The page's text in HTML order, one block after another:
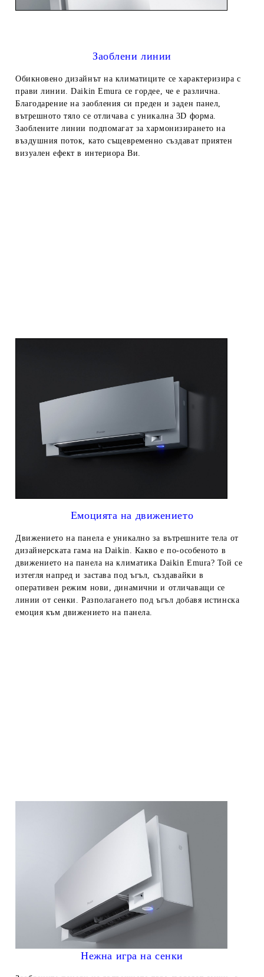
Заоблени линии
Обикновено дизайнът на климатиците се характеризира с
прави линии. Daikin Emura се гордее, че е различна.
Благодарение на заобления си преден и заден панел,
вътрешното тяло се отличава с уникална 3D форма.
Заоблените линии подпомагат за хармонизирането на
въздушния поток, като същевременно създават приятен
визуален ефект в интериора Ви.
Емоцията на движението
Движението на панела е уникално за вътрешните тела от
дизайнерската гама на Daikin. Какво е по-особеното в
движението на панела на климатика Daikin Emura? Той се
изтегля напред и застава под ъгъл, създавайки в
оперативен режим нови, динамични и отличаващи се
линии от сенки. Разполагането под ъгъл добавя истинска
емоция към движението на панела.
Нежна игра на сенки